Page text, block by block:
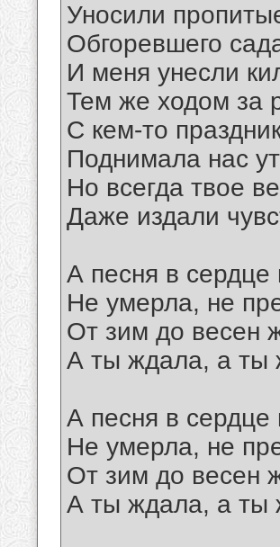
Уносили
Обгоревшего
И меня унесли
Тем же ходом за
С кем-то
Поднимала нас
Но всегда твое
Даже издали
А песня в сердце
Не умерла, не
От зим до весен
А ты ждала, а ты
А песня в сердце
Не умерла, не
От зим до весен
А ты ждала, а ты